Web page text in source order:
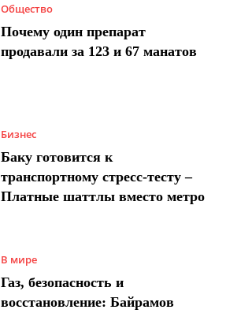
Общество
Почему один препарат
продавали за 123 и 67 манатов
Бизнес
Баку готовится к
транспортному стресс-тесту –
Платные шаттлы вместо метро
В мире
Газ, безопасность и
восстановление: Байрамов